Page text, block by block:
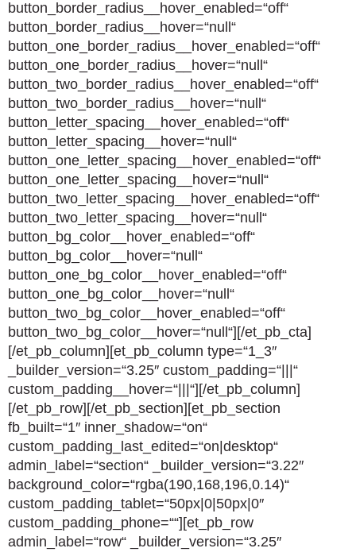
button_border_radius__hover_enabled=“off“
button_border_radius__hover=“null“
button_one_border_radius__hover_enabled=“off“
button_one_border_radius__hover=“null“
button_two_border_radius__hover_enabled=“off“
button_two_border_radius__hover=“null“
button_letter_spacing__hover_enabled=“off“
button_letter_spacing__hover=“null“
button_one_letter_spacing__hover_enabled=“off“
button_one_letter_spacing__hover=“null“
button_two_letter_spacing__hover_enabled=“off“
button_two_letter_spacing__hover=“null“
button_bg_color__hover_enabled=“off“
button_bg_color__hover=“null“
button_one_bg_color__hover_enabled=“off“
button_one_bg_color__hover=“null“
button_two_bg_color__hover_enabled=“off“
button_two_bg_color__hover=“null“][/et_pb_cta]
[/et_pb_column][et_pb_column type=“1_3″
_builder_version=“3.25″ custom_padding=“|||“
custom_padding__hover=“|||“][/et_pb_column]
[/et_pb_row][/et_pb_section][et_pb_section
fb_built=“1″ inner_shadow=“on“
custom_padding_last_edited=“on|desktop“
admin_label=“section“ _builder_version=“3.22″
background_color=“rgba(190,168,196,0.14)“
custom_padding_tablet=“50px|0|50px|0″
custom_padding_phone=““][et_pb_row
admin_label=“row“ _builder_version=“3.25″